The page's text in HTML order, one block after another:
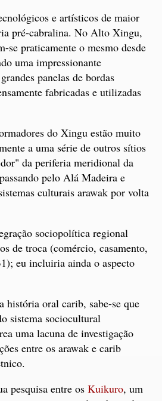
e artísticos de maior
pré-cabralina. No Alto Xingu,
se praticamente o mesmo desde
uma impressionante
panelas de bordas
fabricadas e utilizadas
do Xingu estão muito
a uma série de outros sítios
da periferia meridional da
pelo Alá Madeira e
culturais arawak por volta
sociopolítica regional
de troca (comércio, casamento,
eu incluiria ainda o aspecto
história oral carib, sabe-se que
sistema sociocultural
uma lacuna de investigação
entre os arawak e carib
pesquisa entre os Kuikuro, um